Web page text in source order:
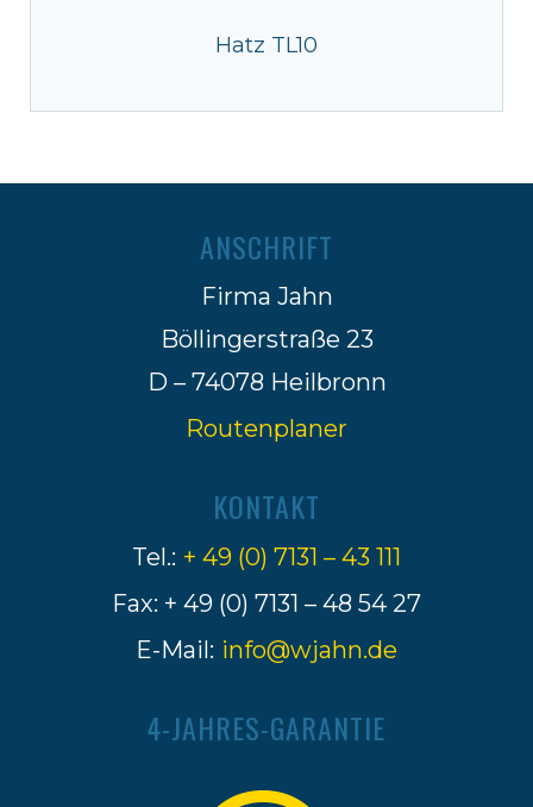
Hatz TL10
ANSCHRIFT
Firma Jahn
Böllingerstraße 23
D – 74078 Heilbronn
Routenplaner
KONTAKT
Tel.: + 49 (0) 7131 – 43 111
Fax: + 49 (0) 7131 – 48 54 27
E-Mail: info@wjahn.de
4-JAHRES-GARANTIE